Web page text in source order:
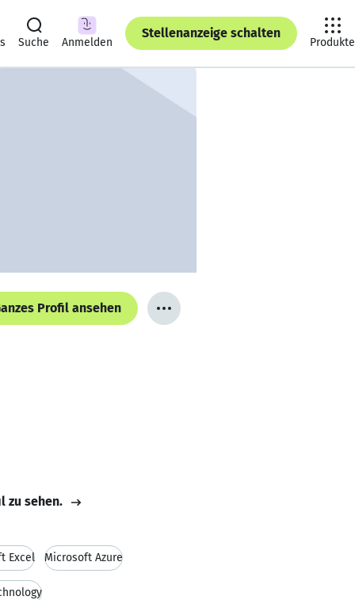
Suche Anmelden
Stellenanzeige schalten
Produkte
Profil ansehen
zu sehen.
Excel Microsoft Azure